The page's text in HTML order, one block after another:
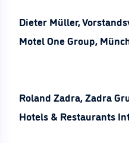
Dieter Müller,
Motel One Group,
Roland Zadra, Zadra
Hotels & Restaurants